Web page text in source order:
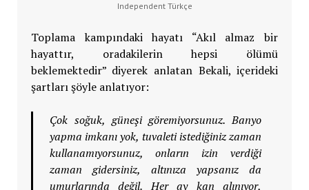
Independent Türkçe
Toplama kampındaki hayatı “Akıl almaz bir
hayattır, oradakilerin hepsi ölümü
beklemektedir” diyerek anlatan Bekali, içerideki
şartları şöyle anlatıyor:
Çok soğuk, güneşi göremiyorsunuz. Banyo
yapma imkanı yok, tuvaleti istediğiniz zaman
kullanamıyorsunuz, onların izin verdiği
zaman gidersiniz, altınıza yapsanız da
umurlarında değil. Her ay kan alınıyor,